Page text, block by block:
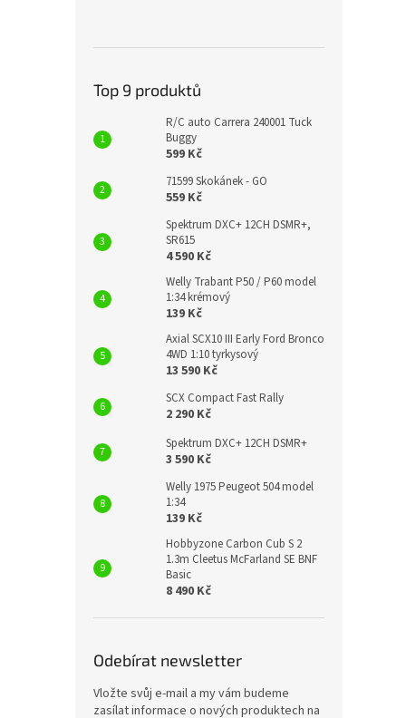
Top 9 produktů
R/C auto Carrera 240001 Tuck
Buggy
599 Kč
71599 Skokánek - GO
559 Kč
Spektrum DXC+ 12CH DSMR+,
SR615
4 590 Kč
Welly Trabant P50 / P60 model
1:34 krémový
139 Kč
Axial SCX10 III Early Ford Bronco
4WD 1:10 tyrkysový
13 590 Kč
SCX Compact Fast Rally
2 290 Kč
Spektrum DXC+ 12CH DSMR+
3 590 Kč
Welly 1975 Peugeot 504 model
1:34
139 Kč
Hobbyzone Carbon Cub S 2
1.3m Cleetus McFarland SE BNF
Basic
8 490 Kč
Odebírat newsletter
Vložte svůj e-mail a my vám budeme
zasílat informace o nových produktech na